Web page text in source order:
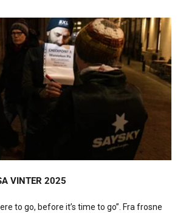
VINTER 2025
to go, before it’s time to go”. Fra frosne